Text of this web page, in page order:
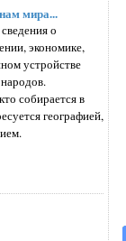
мира...
о
экономике,
устройстве
собирается в
географией,